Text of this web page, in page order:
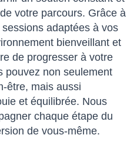
votre parcours. Grâce à
adaptées à vos
bienveillant et
de progresser à votre
pouvez non seulement
être, mais aussi
et équilibrée. Nous
chaque étape du
de vous-même.